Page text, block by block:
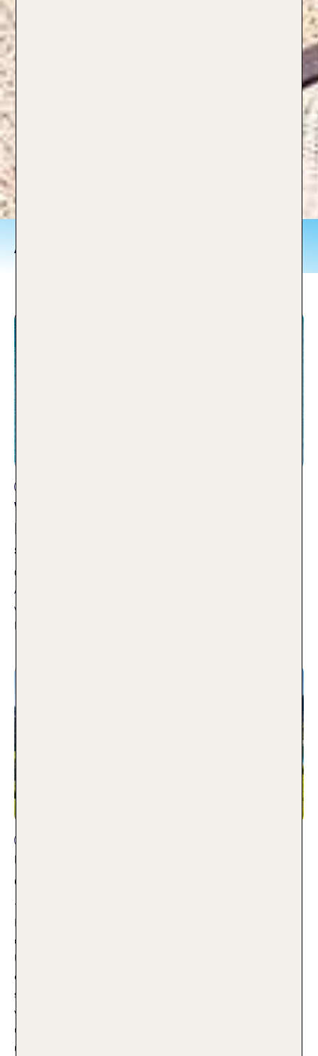
All Inclusive Urlaub
Was bedeutet All Inclusive?
Leistungen, Vorteile und für wen es
sich lohnt
09.06.2026
All Inclusive Urlaub kann so schön entspannend sein – aber
was bedeutet All Inclusive eigentlich? Und für wen ist diese
Leistung die richtige Wahl? Wir verraten es euch!
Unsere TOP 10 All Inclusive Hotels in
Österreich
15.04.2026
Du möchtest einmal so richtig die Seele baumeln lassen? Dir
um nichts Gedanken machen müssen und einfach deinen
Urlaub genießen? Kommt sofort! Denn das geht nicht nur in
der Ferne, sondern natürlich auch in Österreich. Mit den
schönsten All Inclusive Hotels in Österreich gibt es keine
verstecken Extrakosten. Besonders für Familien ein nicht
unwichtiges Thema. Buchen und rundum sorglos sein –
mehr geht nicht! TUI Kollegin Julia stellt dir die TOP 10 All